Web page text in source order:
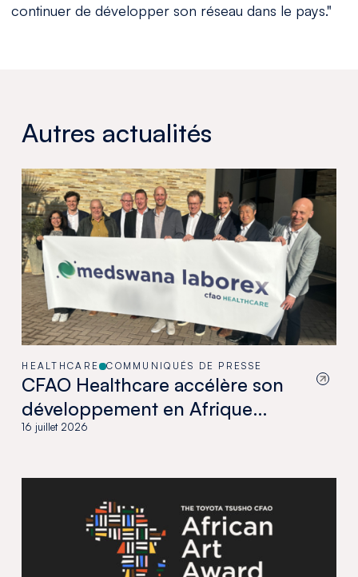
continuer de développer son réseau dans le pays."
Autres actualités
HEALTHCARE COMMUNIQUÉS DE PRESSE
CFAO Healthcare accélère son
développement en Afrique
australe avec l’acquisition de
16 juillet 2026